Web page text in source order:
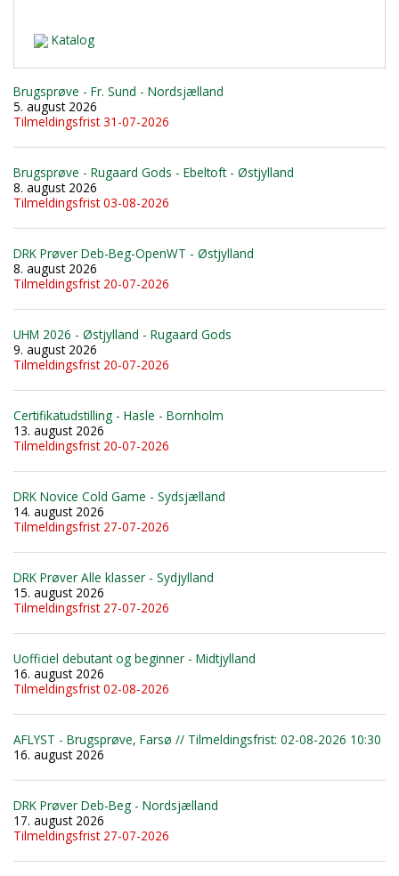
Katalog
Brugsprøve - Fr. Sund - Nordsjælland
5. august 2026
Tilmeldingsfrist 31-07-2026
Brugsprøve - Rugaard Gods - Ebeltoft - Østjylland
8. august 2026
Tilmeldingsfrist 03-08-2026
DRK Prøver Deb-Beg-OpenWT - Østjylland
8. august 2026
Tilmeldingsfrist 20-07-2026
UHM 2026 - Østjylland - Rugaard Gods
9. august 2026
Tilmeldingsfrist 20-07-2026
Certifikatudstilling - Hasle - Bornholm
13. august 2026
Tilmeldingsfrist 20-07-2026
DRK Novice Cold Game - Sydsjælland
14. august 2026
Tilmeldingsfrist 27-07-2026
DRK Prøver Alle klasser - Sydjylland
15. august 2026
Tilmeldingsfrist 27-07-2026
Uofficiel debutant og beginner - Midtjylland
16. august 2026
Tilmeldingsfrist 02-08-2026
AFLYST - Brugsprøve, Farsø // Tilmeldingsfrist: 02-08-2026 10:30
16. august 2026
DRK Prøver Deb-Beg - Nordsjælland
17. august 2026
Tilmeldingsfrist 27-07-2026